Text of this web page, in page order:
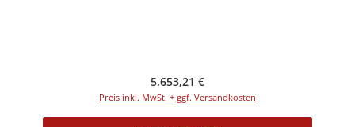
Regulärer Preis:
5.653,21 €
Preis inkl. MwSt. + ggf. Versandkosten